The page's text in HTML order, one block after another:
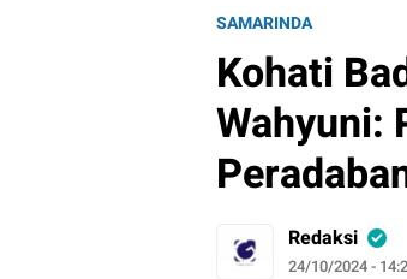
SAMARINDA
Kohati
Wahyuni:
Redaksi
24/10/2024 -